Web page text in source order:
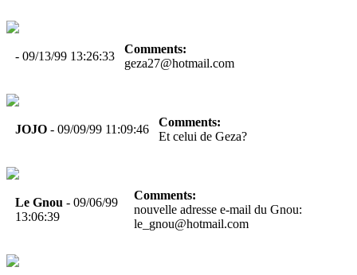
- 09/13/99 13:26:33
Comments:
geza27@hotmail.com
JOJO - 09/09/99 11:09:46
Comments:
Et celui de Geza?
Le Gnou - 09/06/99
13:06:39
Comments:
nouvelle adresse e-mail du Gnou:
le_gnou@hotmail.com